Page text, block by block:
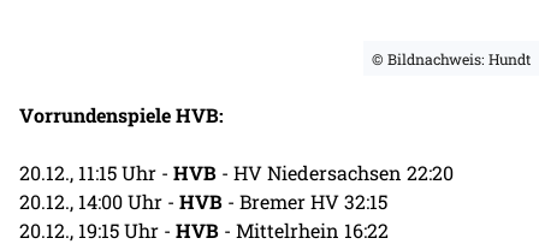
© Bildnachweis: Hundt
Vorrundenspiele HVB:
20.12., 11:15 Uhr - HVB - HV Niedersachsen 22:20
20.12., 14:00 Uhr - HVB - Bremer HV 32:15
20.12., 19:15 Uhr - HVB - Mittelrhein 16:22